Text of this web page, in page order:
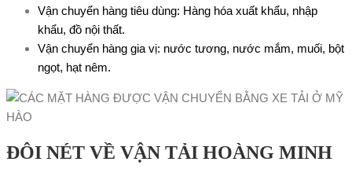
Vận chuyển hàng tiêu dùng: Hàng hóa xuất khẩu, nhập
khẩu, đồ nội thất.
Vận chuyển hàng gia vị: nước tương, nước mắm, muối, bột
ngọt, hạt nêm.
ĐÔI NÉT VỀ VẬN TẢI HOÀNG MINH